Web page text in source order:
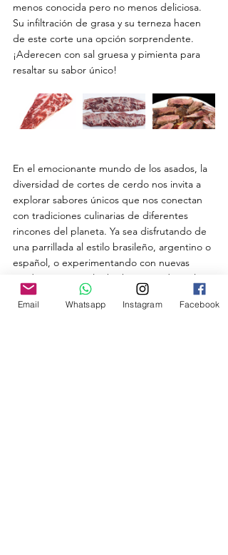
menos conocida pero no menos deliciosa.
Su infiltración de grasa y su terneza hacen
de este corte una opción sorprendente.
¡Aderecen con sal gruesa y pimienta para
resaltar su sabor único!
En el emocionante mundo de los asados, la
diversidad de cortes de cerdo nos invita a
explorar sabores únicos que nos conectan
con tradiciones culinarias de diferentes
rincones del planeta. Ya sea disfrutando de
una parrillada al estilo brasileño, argentino o
español, o experimentando con nuevas
tendencias como las barbacoas a domicilio,
cada corte ofrece una experiencia única.
¡Así que enciendan sus parrillas y déjense
Email Whatsapp Instagram Facebook